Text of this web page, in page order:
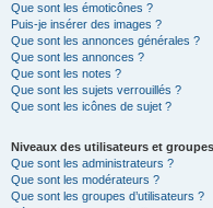
Que sont les émoticônes ?
Puis-je insérer des images ?
Que sont les annonces générales ?
Que sont les annonces ?
Que sont les notes ?
Que sont les sujets verrouillés ?
Que sont les icônes de sujet ?
Niveaux des utilisateurs et
Que sont les administrateurs ?
Que sont les modérateurs ?
Que sont les groupes d’utilisateurs ?